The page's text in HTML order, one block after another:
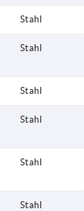
Stahl
Stahl
Stahl
Stahl
Stahl
Stahl